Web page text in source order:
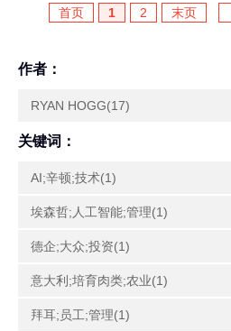
首页
1 2 末页
作者：
RYAN HOGG(17)
关键词：
AI;辛顿;技术(1)
埃森哲;人工智能;管理(1)
德企;大众;投资(1)
意大利;培育肉类;农业(1)
拜耳;员工;管理(1)